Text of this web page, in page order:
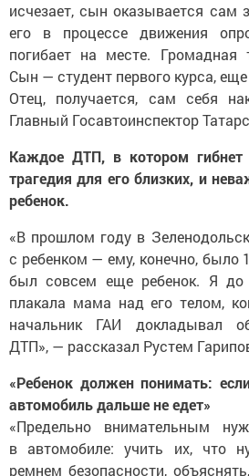
исчезает, сын оказывается сам
его в процессе движения
погибает на месте. Громадная
Сын — студент первого курса,
Отец, получается, сам себя
Главный Госавтоинспектор
Каждое ДТП, в котором
трагедия для его близких, и
ребенок.
«В прошлом году в
с ребенком — ему, конечно, было
был совсем еще ребенок. Я
плакала мама над его телом,
начальник ГАИ докладывал
ДТП», — рассказал Рустем
«Ребенок должен понимать:
автомобиль дальше не едет»
«Предельно внимательным
в автомобиле: учить их, что
ремнем безопасности,